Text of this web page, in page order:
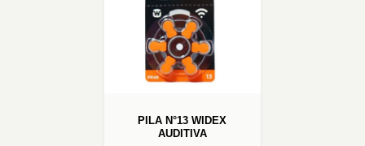
PILA N°13 WIDEX
AUDITIVA